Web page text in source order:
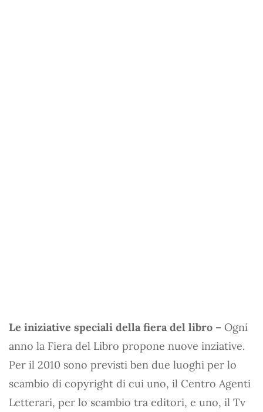
Le iniziative speciali della fiera del libro – Ogni
anno la Fiera del Libro propone nuove inziative.
Per il 2010 sono previsti ben due luoghi per lo
scambio di copyright di cui uno, il Centro Agenti
Letterari, per lo scambio tra editori, e uno, il Tv